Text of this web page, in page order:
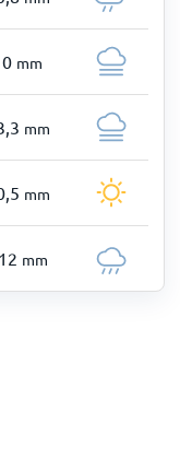
0 mm
mm
mm
12 mm